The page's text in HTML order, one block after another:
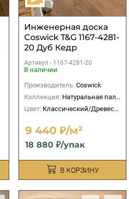
Инженерная доска
Coswick T&G 1167-4281-
20 Дуб Кедр
рустикальный Таверн
Артикул - 1167-4281-20
В наличии
Производитель: Coswick
Коллекция: Натуральная палитра
Цвет: Классический/Древесный
9 440 ₽/м²
18 880 ₽/упак
В КОРЗИНУ